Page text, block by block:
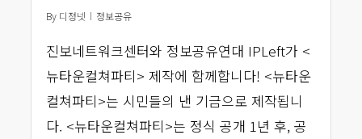
By 디정넷 정보공유
진보네트워크센터와 정보공유연대 IPLeft가 <
뉴타운컬쳐파티> 제작에 함께합니다! <뉴타운
컬쳐파티>는 시민들의 낸 기금으로 제작됩니
다. <뉴타운컬쳐파티>는 정식 공개 1년 후, 공